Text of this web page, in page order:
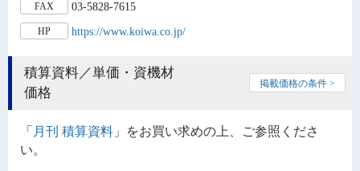
FAX 03-5828-7615
HP https://www.koiwa.co.jp/
積算資料／単価・資機材
価格
掲載価格の条件 >
「 月刊 積算資料 」をお買い求めの上、ご参照くださ
い。